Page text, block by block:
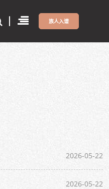
族人入谱
2026-05-22
2026-05-22